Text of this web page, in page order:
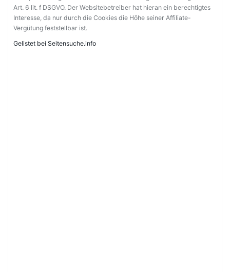
Art. 6 lit. f DSGVO. Der Websitebetreiber hat hieran ein berechtigtes
Interesse, da nur durch die Cookies die Höhe seiner Affiliate-
Vergütung feststellbar ist.
Gelistet bei Seitensuche.info